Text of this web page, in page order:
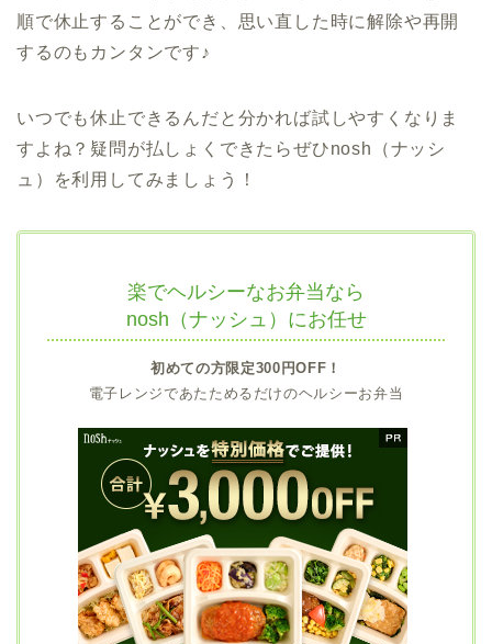
順で休止することができ、思い直した時に解除や再開
するのもカンタンです♪
いつでも休止できるんだと分かれば試しやすくなりま
すよね？疑問が払しょくできたらぜひnosh（ナッシ
ュ）を利用してみましょう！
楽でヘルシーなお弁当なら
nosh（ナッシュ）にお任せ
初めての方限定300円OFF！
電子レンジであたためるだけのヘルシーお弁当